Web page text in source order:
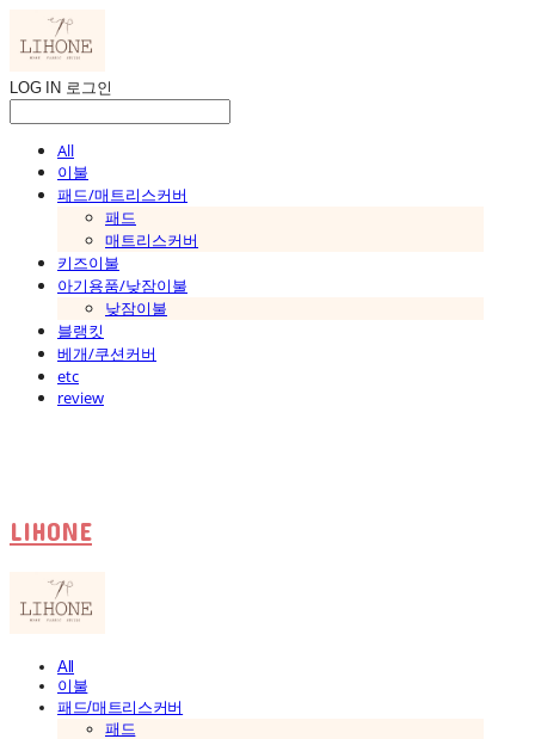
LOG IN 로그인
All
이불
패드/매트리스커버
패드
매트리스커버
키즈이불
아기용품/낮잠이불
낮잠이불
블랭킷
베개/쿠션커버
etc
review
LIHONE
All
이불
패드/매트리스커버
패드